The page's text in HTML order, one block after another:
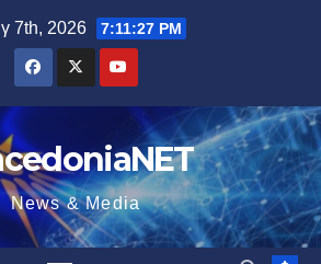
7th, 2026 7:11:28 PM
News & Media